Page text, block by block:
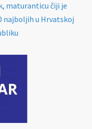
maturanticu čiji je
najboljih u Hrvatskoj